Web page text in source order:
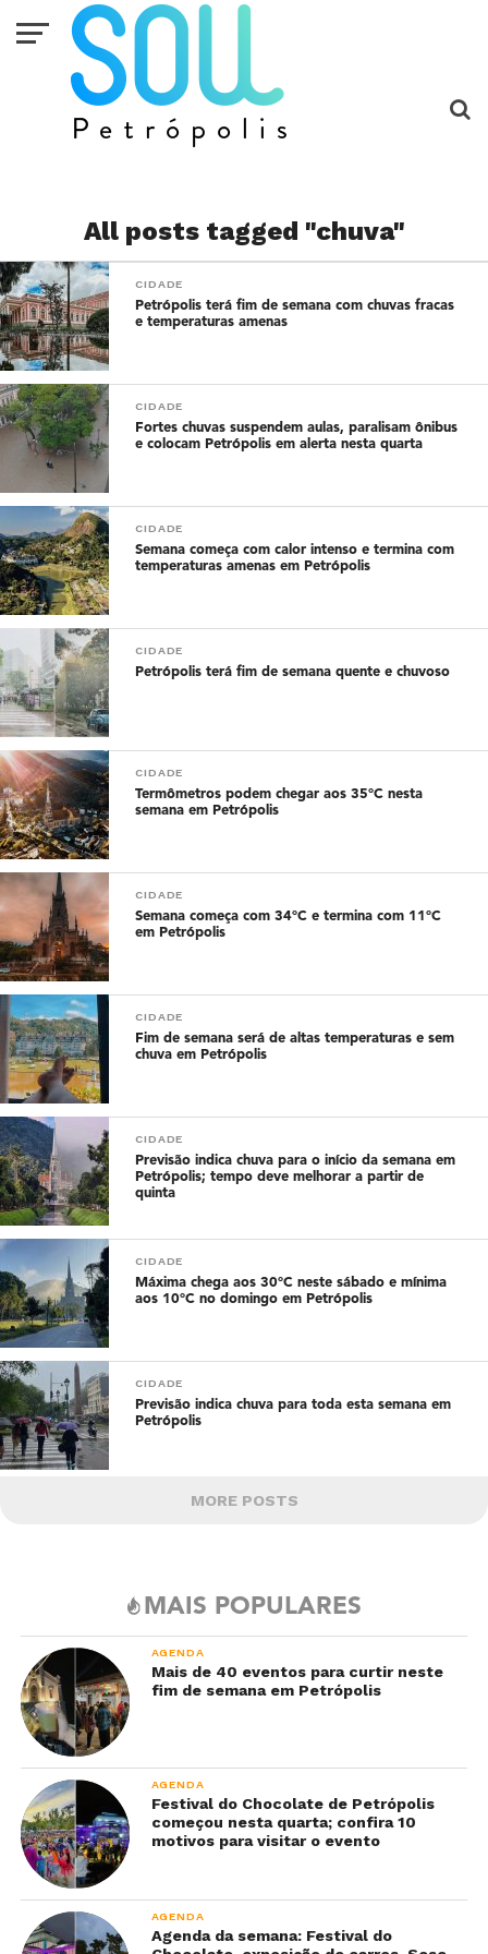
All posts tagged "chuva"
CIDADE
Petrópolis terá fim de semana com chuvas fracas
e temperaturas amenas
CIDADE
Fortes chuvas suspendem aulas, paralisam ônibus
e colocam Petrópolis em alerta nesta quarta
CIDADE
Semana começa com calor intenso e termina com
temperaturas amenas em Petrópolis
CIDADE
Petrópolis terá fim de semana quente e chuvoso
CIDADE
Termômetros podem chegar aos 35°C nesta
semana em Petrópolis
CIDADE
Semana começa com 34°C e termina com 11°C
em Petrópolis
CIDADE
Fim de semana será de altas temperaturas e sem
chuva em Petrópolis
CIDADE
Previsão indica chuva para o início da semana em
Petrópolis; tempo deve melhorar a partir de
quinta
CIDADE
Máxima chega aos 30°C neste sábado e mínima
aos 10°C no domingo em Petrópolis
CIDADE
Previsão indica chuva para toda esta semana em
Petrópolis
MORE POSTS
MAIS POPULARES
AGENDA
Mais de 40 eventos para curtir neste
fim de semana em Petrópolis
AGENDA
Festival do Chocolate de Petrópolis
começou nesta quarta; confira 10
motivos para visitar o evento
AGENDA
Agenda da semana: Festival do